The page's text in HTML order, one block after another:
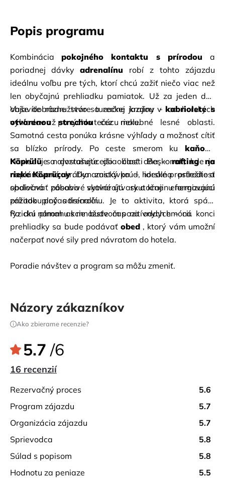
Popis programu
Kombinácia pokojného kontaktu s prírodou
a
poriadnej dávky adrenalínu
robí z tohto zájazdu
ideálnu voľbu pre tých, ktorí chcú zažiť niečo viac než
len obyčajnú prehliadku pamiatok. Už za jeden deň
objavíte rôzne tváre tureckej krajiny - od horských
výhľadov až po rýchlo tečúcu rieku.
Vaše dobrodružstvo sa začne jazdou v kabriolete s
otvorenou strechou
cez malebné lesné oblasti.
Samotná cesta ponúka krásne výhľady a možnosť cítiť
sa blízko prírody. Po ceste smerom ku
kaňonu
Köprülü sa dostanete do oblasti Beşkonak, kde je
naplánovaná krátka zastávka – ideálna príležitosť
obdivovať pôsobivé skalné útvary a krajinu formovanú
prírodou počas tisícročí.
Nasleduje najvzrušujúcejšia časť dňa - rafting na
rieke Köprüçay . Dynamický prúd, horské prostredie a
spoločná zábava vytvárajú skutočne energizujúci
zážitok plný adrenalínu. Je to aktivita, ktorá spája
fyzickú námahu s množstvom pozitívnych emócií.
Po dni plnom akcie bude čas na oddych – na konci
prehliadky sa bude podávať obed , ktorý vám umožní
načerpať nové sily pred návratom do hotela.
Poradie návštev a program sa môžu zmeniť.
Názory zákazníkov
Ako zbierame recenzie?
5.7 /6
16 recenzií
rezervačný proces
5.6
program zájazdu
5.7
organizácia zájazdu
5.7
sprievodca
5.8
súlad s popisom
5.8
hodnotu za peniaze
5.5